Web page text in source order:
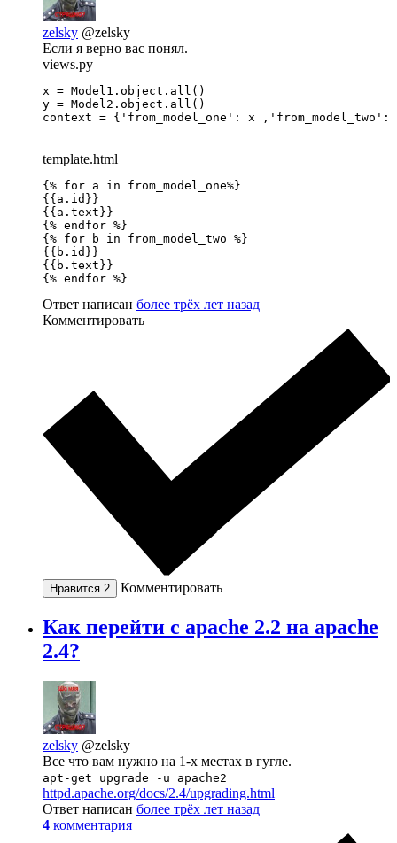
zelsky @zelsky
Если я верно вас понял.
views.py
x = Model1.object.all()
y = Model2.object.all()
context = {'from_model_one': x
template.html
{% for a in from_model_one%}
{{a.id}}
{{a.text}}
{% endfor %}
{% for b in from_model_two %}
{{b.id}}
{{b.text}}
{% endfor %}
Ответ написан более трёх лет назад
Комментировать
Нравится 2 Комментировать
Как перейти с apache 2.2 на apache
2.4?
zelsky @zelsky
Все что вам нужно на 1-х местах в гугле.
apt-get upgrade -u apache2
httpd.apache.org/docs/2.4/upgrading.html
Ответ написан более трёх лет назад
4 комментария